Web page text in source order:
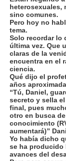
heterosexuales,
sino comunes.
Pero hoy no
tema.
Solo recordar lo
última vez. Que
claras de la
encuentra en el
ciencia.
Qué dijo el
años
“Tú, Daniel,
secreto y sella
final, pues
otro en busca
conocimiento
aumentará)”
Yo había dicho
se ha producido
avances del